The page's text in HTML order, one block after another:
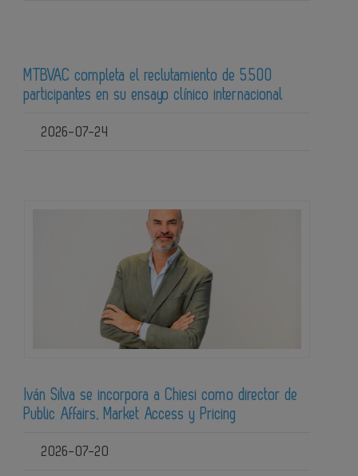
MTBVAC completa el reclutamiento de 5.500
participantes en su ensayo clínico internacional
2026-07-24
Iván Silva se incorpora a Chiesi como director de
Public Affairs, Market Access y Pricing
2026-07-20